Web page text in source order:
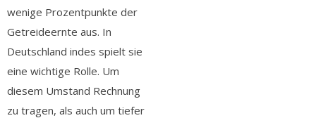
wenige Prozentpunkte der
Getreideernte aus. In
Deutschland indes spielt sie
eine wichtige Rolle. Um
diesem Umstand Rechnung
zu tragen, als auch um tiefer